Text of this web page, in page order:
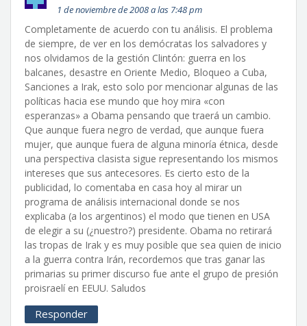
1 de noviembre de 2008 a las 7:48 pm
Completamente de acuerdo con tu análisis. El problema
de siempre, de ver en los demócratas los salvadores y
nos olvidamos de la gestión Clintón: guerra en los
balcanes, desastre en Oriente Medio, Bloqueo a Cuba,
Sanciones a Irak, esto solo por mencionar algunas de las
políticas hacia ese mundo que hoy mira «con
esperanzas» a Obama pensando que traerá un cambio.
Que aunque fuera negro de verdad, que aunque fuera
mujer, que aunque fuera de alguna minoría étnica, desde
una perspectiva clasista sigue representando los mismos
intereses que sus antecesores. Es cierto esto de la
publicidad, lo comentaba en casa hoy al mirar un
programa de análisis internacional donde se nos
explicaba (a los argentinos) el modo que tienen en USA
de elegir a su (¿nuestro?) presidente. Obama no retirará
las tropas de Irak y es muy posible que sea quien de inicio
a la guerra contra Irán, recordemos que tras ganar las
primarias su primer discurso fue ante el grupo de presión
proisraelí en EEUU. Saludos
Responder